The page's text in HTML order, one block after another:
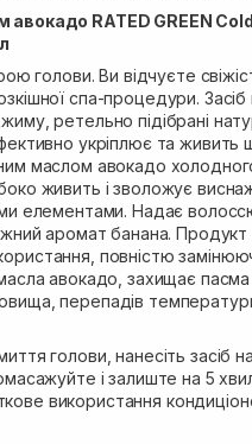
RATED GREEN
голови. Ви відчуєте
спа-процедури. Засіб
ретельно підібрані
укріплює та живить
маслом авокадо
живить і зволожує
елементами. Надає
аромат банана. Продукт
повністю
авокадо, захищає пасма
перепадів
голови, нанесіть засіб
і залиште на 5
використання